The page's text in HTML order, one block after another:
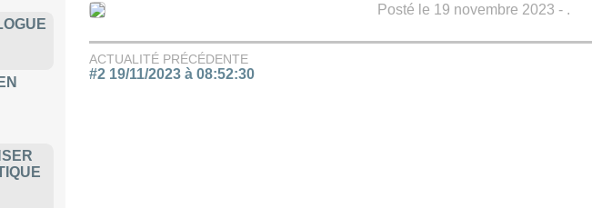
Posté le 19 novembre 2023 - .
ACTUALITÉ PRÉCÉDENTE
#2 19/11/2023 à 08:52:30